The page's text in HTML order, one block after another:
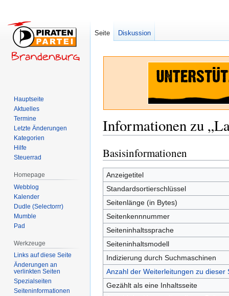
Informationen zu
Zur
Navigation
springen
Zur
Suche
springen
Basisinformationen
Anzeigetitel
Standardsortierschlüssel
Seitenlänge (in Bytes)
Seitenkennnummer
Seiteninhaltssprache
Seiteninhaltsmodell
Indizierung durch Suchmaschinen
Anzahl der Weiterleitungen zu dieser
Gezählt als eine Inhaltsseite
Seite Diskussion
Hauptseite
Aktuelles
Termine
Letzte Änderungen
Kategorien
Hilfe
Steuerrad
Homepage
Webblog
Kalender
Dudle (Selectorrr)
Mumble
Pad
Werkzeuge
Links auf diese Seite
Änderungen an
verlinkten Seiten
Spezialseiten
Seiten­­informationen